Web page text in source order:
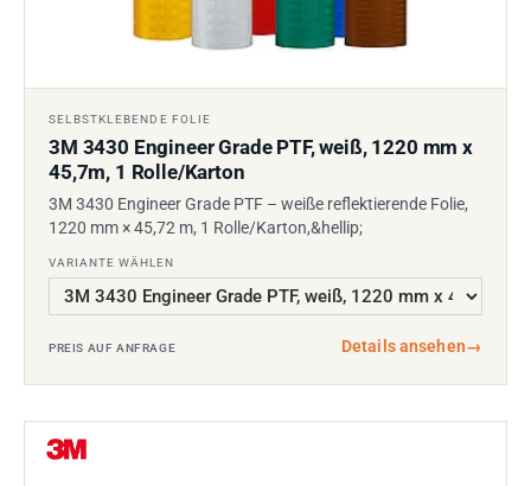
SELBSTKLEBENDE FOLIE
3M 3430 Engineer Grade PTF, weiß, 1220 mm x
45,7m, 1 Rolle/Karton
3M 3430 Engineer Grade PTF – weiße reflektierende Folie,
1220 mm × 45,72 m, 1 Rolle/Karton,&hellip;
VARIANTE WÄHLEN
PREIS AUF ANFRAGE Details ansehen→